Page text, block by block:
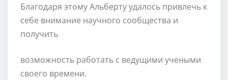
Благодаря этому Альберту удалось привлечь к
себе внимание научного сообщества и
получить
возможность работать с ведущими учеными
своего времени.